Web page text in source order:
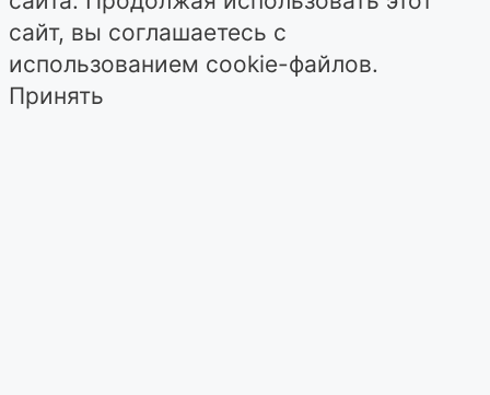
сайт, вы соглашаетесь с
использованием cookie-файлов.
Принять